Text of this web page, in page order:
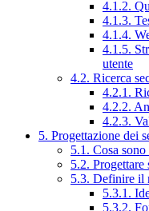
4.1.2.
4.1.3.
4.1.4.
4.1.5.
utente
4.2. Ricerca
4.2.1.
4.2.2.
4.2.3.
5. Progettazione dei
5.1. Cosa
5.2.
5.3. Definire il
5.3.1.
5.3.2.